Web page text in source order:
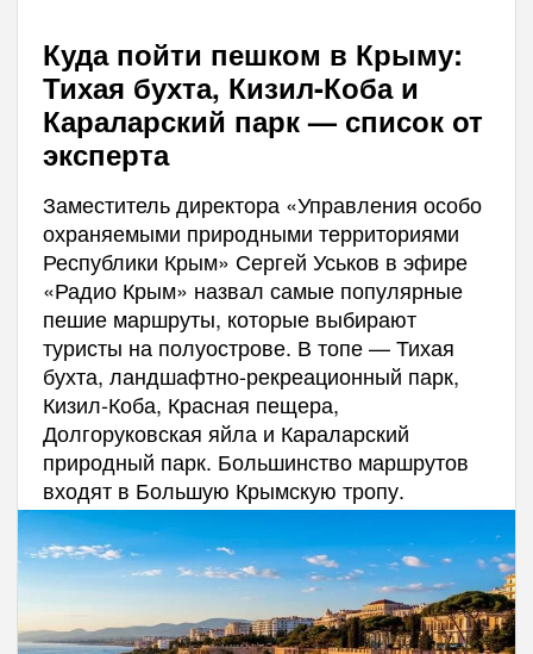
Куда пойти пешком в Крыму:
Тихая бухта, Кизил-Коба и
Караларский парк — список от
эксперта
Заместитель директора «Управления особо
охраняемыми природными территориями
Республики Крым» Сергей Уськов в эфире
«Радио Крым» назвал самые популярные
пешие маршруты, которые выбирают
туристы на полуострове. В топе — Тихая
бухта, ландшафтно-рекреационный парк,
Кизил-Коба, Красная пещера,
Долгоруковская яйла и Караларский
природный парк. Большинство маршрутов
входят в Большую Крымскую тропу.